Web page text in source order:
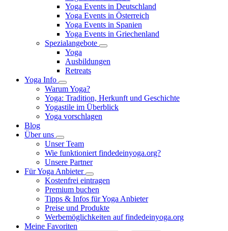
Yoga Events in Deutschland
Yoga Events in Österreich
Yoga Events in Spanien
Yoga Events in Griechenland
Spezialangebote
Yoga
Ausbildungen
Retreats
Yoga Info
Warum Yoga?
Yoga: Tradition, Herkunft und Geschichte
Yogastile im Überblick
Yoga vorschlagen
Blog
Über uns
Unser Team
Wie funktioniert findedeinyoga.org?
Unsere Partner
Für Yoga Anbieter
Kostenfrei eintragen
Premium buchen
Tipps & Infos für Yoga Anbieter
Preise und Produkte
Werbemöglichkeiten auf findedeinyoga.org
Meine Favoriten